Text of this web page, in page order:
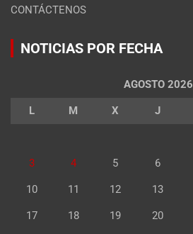
CONTÁCTENOS
NOTICIAS POR FECHA
AGOSTO 2026
L M X J
3 4 5 6
10 11 12 13
17 18 19 20